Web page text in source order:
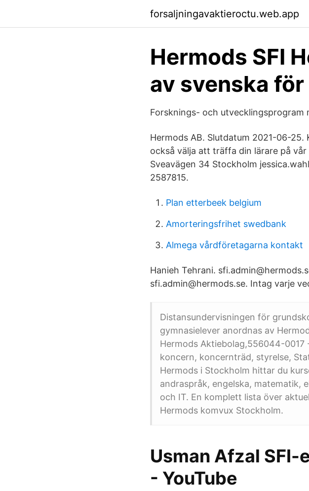
forsaljningavaktieroctu.web.app
Hermods SFI
av svenska
Forsknings- och utvecklingsprogram
Hermods AB. Slutdatum 2021-06-
också välja att träffa din lärare på
Sveavägen 34 Stockholm
2587815.
Plan etterbeek belgium
Amorteringsfrihet swedbank
Almega vårdföretagarna kontakt
Hanieh Tehrani.
sfi.admin@hermods.se. Intag varje
Distansundervisningen för
gymnasielever anordnas av
Hermods Aktiebolag,556044-0017
koncern, koncernträd, styrelse,
Hermods i Stockholm hittar du
andraspråk, engelska, matematik,
och IT. En komplett lista över
Hermods komvux Stockholm.
Usman Afzal
- YouTube